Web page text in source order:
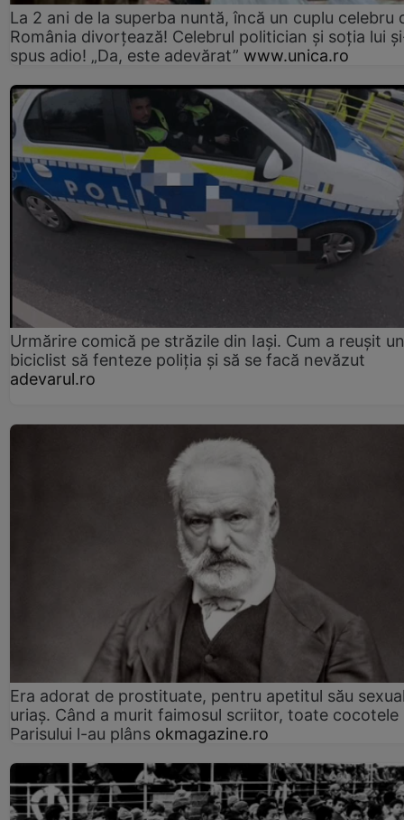
La 2 ani de la superba nuntă, încă un cuplu celebru
România divorțează! Celebrul politician și soția lui
spus adio! „Da, este adevărat” www.unica.ro
Urmărire comică pe străzile din Iași. Cum a reușit un
biciclist să fenteze poliția și să se facă nevăzut
adevarul.ro
Era adorat de prostituate, pentru apetitul său
uriaș. Când a murit faimosul scriitor, toate cocotele
Parisului l-au plâns okmagazine.ro